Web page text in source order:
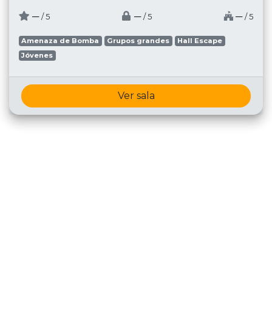
─ / 5 ─ / 5 ─ / 5
Amenaza de Bomba Grupos grandes
Hall Escape
Jóvenes
Ver sala